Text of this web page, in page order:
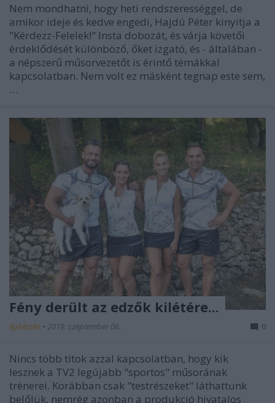
Nem mondhatni, hogy heti rendszerességgel, de
amikor ideje és kedve engedi, Hajdú Péter kinyitja a
"Kérdezz-Felelek!" Insta dobozát, és várja követői
érdeklődését különböző, őket izgató, és - általában -
a népszerű műsorvezetőt is érintő témákkal
kapcsolatban. Nem volt ez másként tegnap este sem,
…
Fény derült az edzők kilétére...
építészke • 2019. szeptember 06. 0
Nincs több titok azzal kapcsolatban, hogy kik
lesznek a TV2 legújabb "sportos" műsorának
trénerei. Korábban csak "testrészeket" láthattunk
belőlük, nemrég azonban a produkció hivatalos